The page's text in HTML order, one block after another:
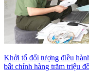
Khởi tố đối tượng điều
bất chính hàng trăm triệu